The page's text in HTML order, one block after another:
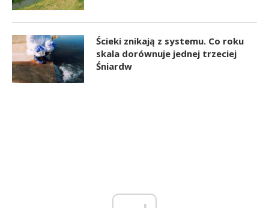
Ścieki znikają z systemu. Co roku
skala dorównuje jednej trzeciej
Śniardw